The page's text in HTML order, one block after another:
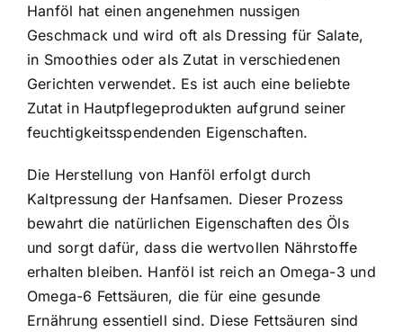
Hanföl hat einen angenehmen nussigen
Geschmack und wird oft als Dressing für Salate,
in Smoothies oder als Zutat in verschiedenen
Gerichten verwendet. Es ist auch eine beliebte
Zutat in Hautpflegeprodukten aufgrund seiner
feuchtigkeitsspendenden Eigenschaften.
Die Herstellung von Hanföl erfolgt durch
Kaltpressung der Hanfsamen. Dieser Prozess
bewahrt die natürlichen Eigenschaften des Öls
und sorgt dafür, dass die wertvollen Nährstoffe
erhalten bleiben. Hanföl ist reich an Omega-3 und
Omega-6 Fettsäuren, die für eine gesunde
Ernährung essentiell sind. Diese Fettsäuren sind